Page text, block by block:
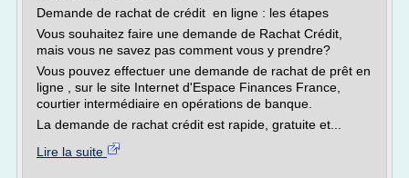
Demande de rachat de crédit en ligne : les étapes
Vous souhaitez faire une demande de Rachat Crédit,
mais vous ne savez pas comment vous y prendre?
Vous pouvez effectuer une demande de rachat de prêt en
ligne , sur le site Internet d'Espace Finances France,
courtier intermédiaire en opérations de banque.
La demande de rachat crédit est rapide, gratuite et...
Lire la suite